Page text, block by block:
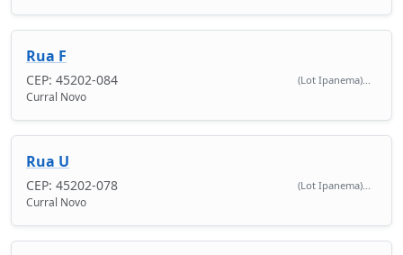
Rua F
CEP: 45202-084 (Lot Ipanema)...
Curral Novo
Rua U
CEP: 45202-078 (Lot Ipanema)...
Curral Novo